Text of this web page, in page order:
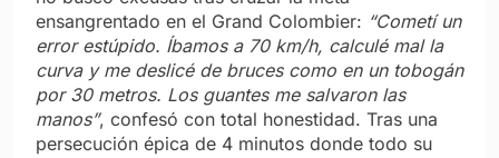
ensangrentado en el Grand Colombier: “Cometí un
error estúpido. Íbamos a 70 km/h, calculé mal la
curva y me deslicé de bruces como en un tobogán
por 30 metros. Los guantes me salvaron las
manos”, confesó con total honestidad. Tras una
persecución épica de 4 minutos donde todo su